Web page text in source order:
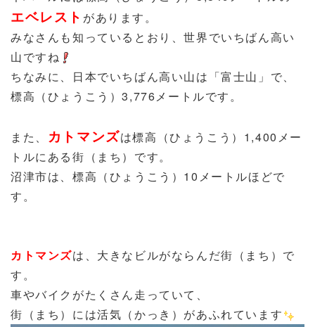
エベレスト があります。
みなさんも知っているとおり、世界でいちばん高い
山ですね
ちなみに、日本でいちばん高い山は「富士山」で、
標高（ひょうこう）3,776メートルです。
また、 カトマンズは標高（ひょうこう）1,400メー
トルにある街（まち）です。
沼津市は、標高（ひょうこう）10メートルほどで
す。
カトマンズは、大きなビルがならんだ街（まち）で
す。
車やバイクがたくさん走っていて、
街（まち）には活気（かっき）があふれています